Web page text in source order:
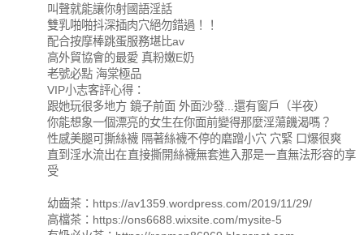
叫聲就能讓你射國語淫話
雙乳啪啪抖深插肉穴絕勿錯過！！
配合按摩棒跳蛋服務堪比av
高外貿協會的最愛 真粉嫩E奶
老號必點 海棠極品
VIP小志客評心得：
跟她玩很多地方 鏡子前面 外面沙發...還有窗戶（半夜）
你能想象一個漂亮的女生在你面前變得那麼淫蕩饑渴嗎？
性感美腿可撕絲襪 隔著絲襪不停的磨蹭小穴 穴緊 口爆很爽
直到淫水流出在直接撕開絲襪無套進入那是一直無法形容的享
受
幼齒茶：https://av1359.wordpress.com/2019/11/29/
高檔茶：https://ons6688.wixsite.com/mysite-5